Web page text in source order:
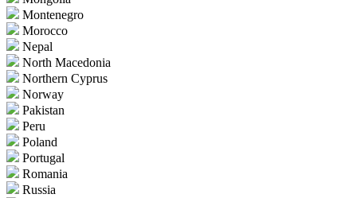
Montenegro
Morocco
Nepal
North Macedonia
Northern Cyprus
Norway
Pakistan
Peru
Poland
Portugal
Romania
Russia